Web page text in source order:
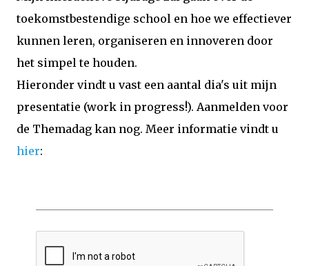
toekomstbestendige school en hoe we effectiever
kunnen leren, organiseren en innoveren door
het simpel te houden.
Hieronder vindt u vast een aantal dia's uit mijn
presentatie (work in progress!). Aanmelden voor
de Themadag kan nog. Meer informatie vindt u
hier: